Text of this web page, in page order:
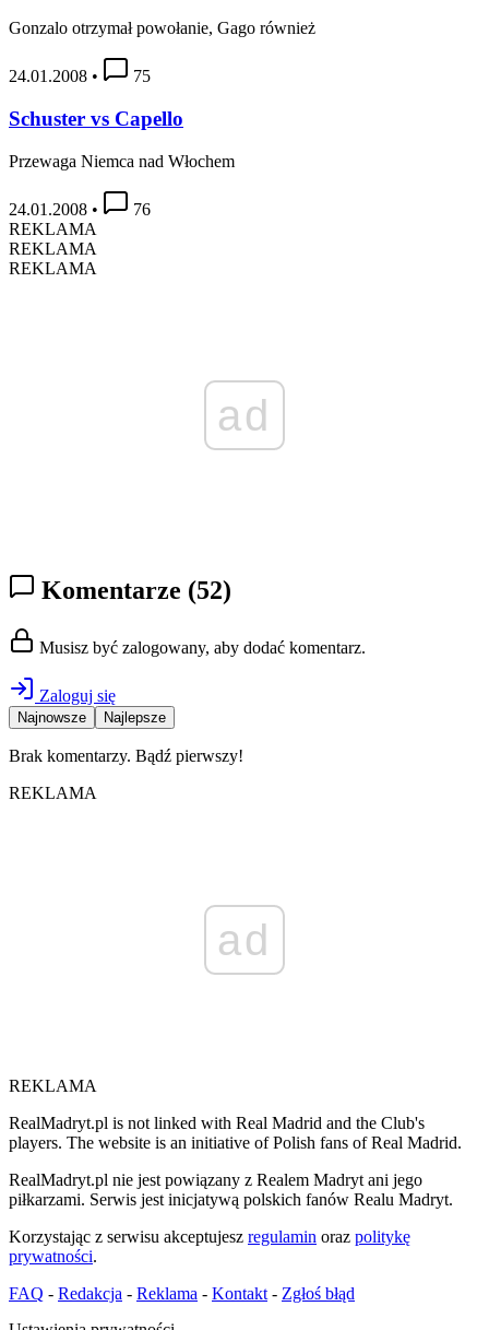
Gonzalo otrzymał powołanie, Gago również
24.01.2008 • 75
Schuster vs Capello
Przewaga Niemca nad Włochem
24.01.2008 •
76
REKLAMA
REKLAMA
REKLAMA
ad
Komentarze (52)
Musisz być zalogowany, aby dodać komentarz.
Zaloguj się
Najnowsze Najlepsze
Brak komentarzy. Bądź pierwszy!
REKLAMA
ad
REKLAMA
RealMadryt.pl is not linked with Real Madrid and the Club's
players. The website is an initiative of Polish fans of Real Madrid.
RealMadryt.pl nie jest powiązany z Realem Madryt ani jego
piłkarzami. Serwis jest inicjatywą polskich fanów Realu Madryt.
Korzystając z serwisu akceptujesz regulamin oraz politykę
prywatności.
FAQ - Redakcja - Reklama - Kontakt - Zgłoś błąd